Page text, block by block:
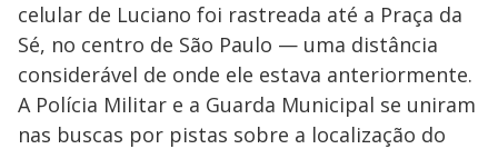
celular de Luciano foi rastreada até a Praça da
Sé, no centro de São Paulo — uma distância
considerável de onde ele estava anteriormente.
A Polícia Militar e a Guarda Municipal se uniram
nas buscas por pistas sobre a localização do